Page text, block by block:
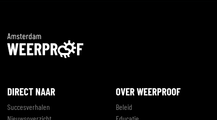
DIRECT NAAR
Succesverhalen
OVER WEERPROOF
Beleid